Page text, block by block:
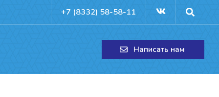
+7 (8332) 58-58-11
Написать нам